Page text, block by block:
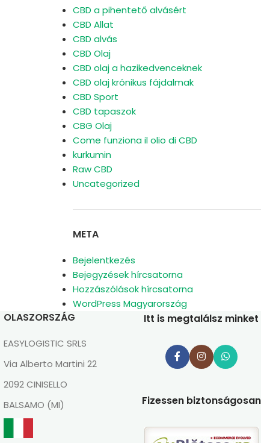
CBD a pihentető alvásért
CBD Allat
CBD alvás
CBD Olaj
CBD olaj a hazikedvenceknek
CBD olaj krónikus fájdalmak
CBD Sport
CBD tapaszok
CBG Olaj
Come funziona il olio di CBD
kurkumin
Raw CBD
Uncategorized
META
Bejelentkezés
Bejegyzések hírcsatorna
Hozzászólások hírcsatorna
WordPress Magyarország
OLASZORSZÁG
EASYLOGISTIC SRLS
Via Alberto Martini 22
2092 CINISELLO
BALSAMO (MI)
Itt is megtalálsz minket
Fizessen biztonságosan